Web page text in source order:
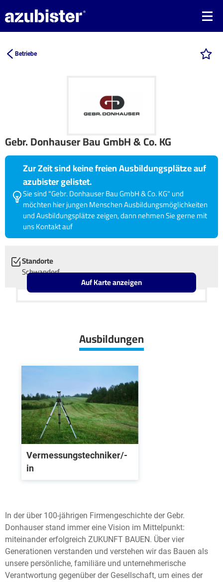
Betriebe
Gebr. Donhauser Bau GmbH & Co. KG
Zur Zeit sind keine freien Ausbildungsplätze auf
azubister gelistet.
Sie sind "Gebr. Donhauser Bau GmbH & Co. KG" und
möchten hier jungen Menschen Ausbildungsmöglichkeiten
und Ausbildungsplätze zeigen, dann nehmen Sie gerne mit
uns Kontakt auf
Standorte
Schwandorf
Leaflet OpenStreetMap2
Auf Karte anzeigen
Ausbildungen
Vermessungstechniker/-
in
In der über 100-jährigen Firmengeschichte der Gebr.
Donhauser stand immer eine Vision im Mittelpunkt:
miteinander erfolgreich ZUKUNFT BAUEN. Über vier
Generationen verstanden und verstehen wir das Bauen als
unsere persönliche, familiäre und unternehmerische
Verantwortung gegenüber der Gesellschaft, um eines der